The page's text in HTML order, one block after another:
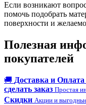
Если возникают
помочь подобрать
поверхности и
Полезная
покупателей
🚚 Доставка и Оплата
сделать заказ Простая
Скидки Акции и